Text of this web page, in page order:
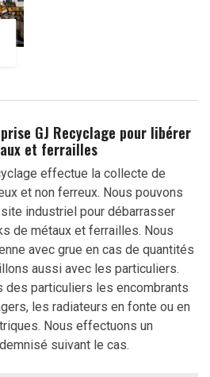
GJ Recyclage pour libérer
et ferrailles
effectue la collecte de
et non ferreux. Nous pouvons
industriel pour débarrasser
de métaux et ferrailles. Nous
avec grue en cas de quantités
aussi avec les particuliers.
des particuliers les encombrants
les radiateurs en fonte ou en
Nous effectuons un
suivant le cas.